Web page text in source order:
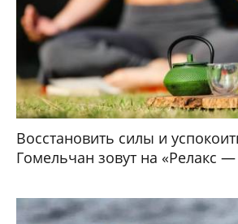
Восстановить силы и
Гомельчан зовут на «Релакс